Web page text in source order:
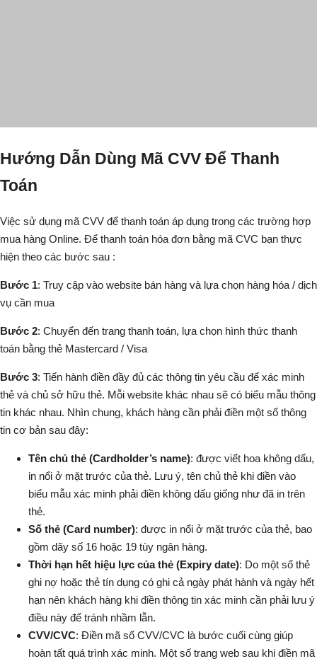
Hướng Dẫn Dùng Mã CVV Để Thanh
Toán
Việc sử dụng mã CVV để thanh toán áp dụng trong các trường hợp
mua hàng Online. Để thanh toán hóa đơn bằng mã CVC bạn thực
hiện theo các bước sau :
Bước 1: Truy cập vào website bán hàng và lựa chọn hàng hóa / dịch
vụ cần mua
Bước 2: Chuyển đến trang thanh toán, lựa chọn hình thức thanh
toán bằng thẻ Mastercard / Visa
Bước 3: Tiến hành điền đầy đủ các thông tin yêu cầu để xác minh
thẻ và chủ sở hữu thẻ. Mỗi website khác nhau sẽ có biểu mẫu thông
tin khác nhau. Nhìn chung, khách hàng cần phải điền một số thông
tin cơ bản sau đây:
Tên chủ thẻ (Cardholder’s name): được viết hoa không dấu,
in nổi ở mặt trước của thẻ. Lưu ý, tên chủ thẻ khi điền vào
biểu mẫu xác minh phải điền không dấu giống như đã in trên
thẻ.
Số thẻ (Card number): được in nổi ở mặt trước của thẻ, bao
gồm dãy số 16 hoặc 19 tùy ngân hàng.
Thời hạn hết hiệu lực của thẻ (Expiry date): Do một số thẻ
ghi nợ hoặc thẻ tín dụng có ghi cả ngày phát hành và ngày hết
hạn nên khách hàng khi điền thông tin xác minh cần phải lưu ý
điều này để tránh nhầm lẫn.
CVV/CVC: Điền mã số CVV/CVC là bước cuối cùng giúp
hoàn tất quá trình xác minh. Một số trang web sau khi điền mã